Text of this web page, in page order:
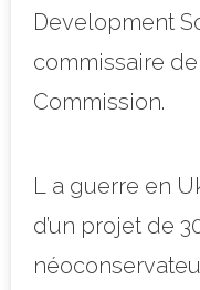
Development
commissaire
Commission.
L a guerre en
d’un projet de